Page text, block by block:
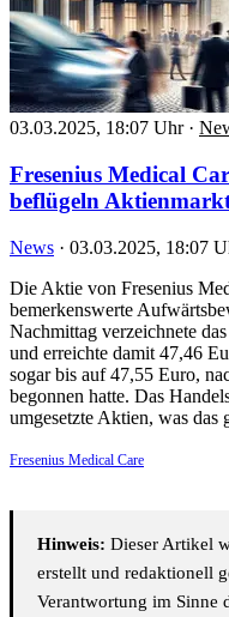
03.03.2025, 18:07 Uhr ·
Fresenius Medical
beflügeln
News · 03.03.2025, 18:07
Die Aktie von Fresenius
bemerkenswerte
Nachmittag verzeichnete
und erreichte damit 47,46
sogar bis auf 47,55 Euro,
begonnen hatte. Das
umgesetzte Aktien, was das
Fresenius Medical Care
Hinweis: Dieser Artikel
erstellt und redaktionell
Verantwortung im Sinne